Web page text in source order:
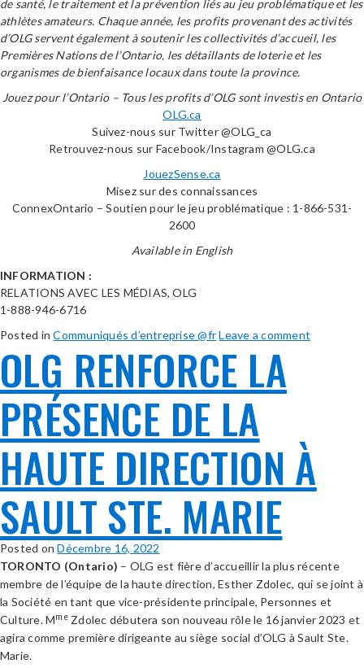
de santé, le traitement et la prévention liés au jeu problématique et les
athlètes amateurs. Chaque année, les profits provenant des activités
d’OLG servent également à soutenir les collectivités d’accueil, les
Premières Nations de l’Ontario, les détaillants de loterie et les
organismes de bienfaisance locaux dans toute la province.
Jouez pour l’Ontario – Tous les profits d’OLG sont investis en Ontario
OLG.ca
Suivez-nous sur Twitter @OLG_ca
Retrouvez-nous sur Facebook/Instagram @OLG.ca
JouezSense.ca
Misez sur des connaissances
ConnexOntario – Soutien pour le jeu problématique : 1-866-531-
2600
Available in English
INFORMATION :
RELATIONS AVEC LES MÉDIAS, OLG
1-888-946-6716
Posted inCommuniqués d’entreprise @frLeave a comment
OLG RENFORCE LA
PRÉSENCE DE LA
HAUTE DIRECTION À
SAULT STE. MARIE
Posted onDécembre 16, 2022
TORONTO (Ontario) – OLG est fière d’accueillir la plus récente
membre de l’équipe de la haute direction, Esther Zdolec, qui se joint à
la Société en tant que vice-présidente principale, Personnes et
Culture. MmeZdolec débutera son nouveau rôle le 16 janvier 2023 et
agira comme première dirigeante au siège social d’OLG à Sault Ste.
Marie.